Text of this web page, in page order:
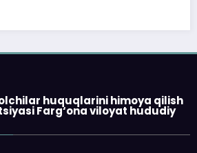
huquqlarini himoya qilish
Farg‘ona viloyat hududiy